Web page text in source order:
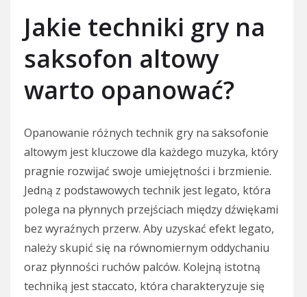
Jakie techniki gry na
saksofon altowy
warto opanować?
Opanowanie różnych technik gry na saksofonie
altowym jest kluczowe dla każdego muzyka, który
pragnie rozwijać swoje umiejętności i brzmienie.
Jedną z podstawowych technik jest legato, która
polega na płynnych przejściach między dźwiękami
bez wyraźnych przerw. Aby uzyskać efekt legato,
należy skupić się na równomiernym oddychaniu
oraz płynności ruchów palców. Kolejną istotną
techniką jest staccato, która charakteryzuje się